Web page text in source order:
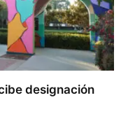
designación